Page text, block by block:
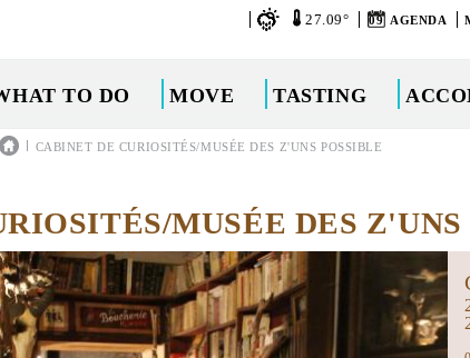
27.09° 09 AGENDA
TO DO MOVE TASTING
| CABINET DE CURIOSITÉS/MUSÉE DES Z'UNS POSSIBLE
MUSÉE DES Z'UNS